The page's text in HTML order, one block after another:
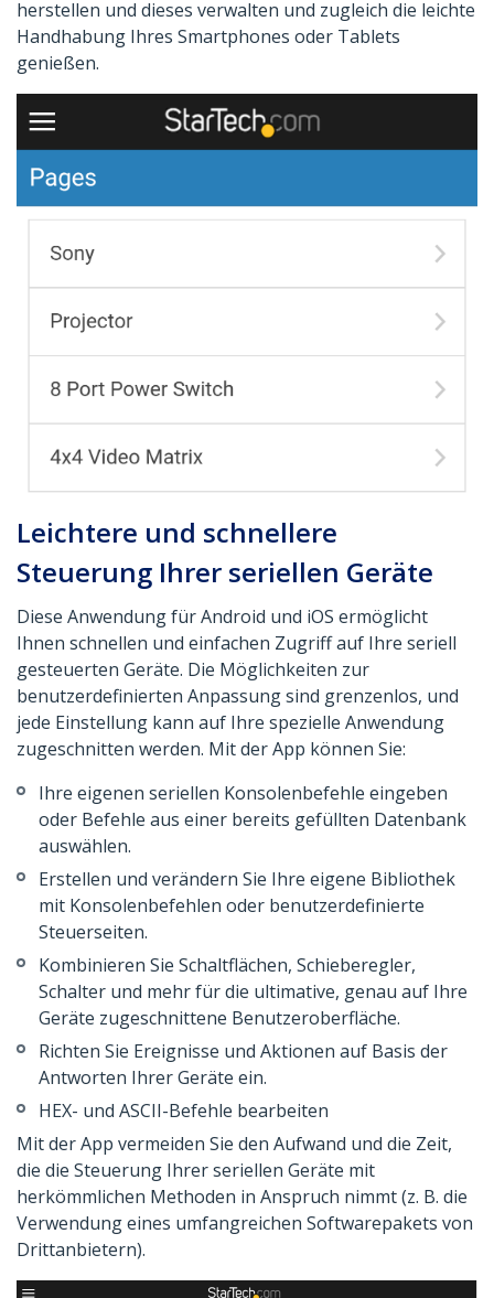
herstellen und dieses verwalten und zugleich die leichte
Handhabung Ihres Smartphones oder Tablets
genießen.
Leichtere und schnellere
Steuerung Ihrer seriellen Geräte
Diese Anwendung für Android und iOS ermöglicht
Ihnen schnellen und einfachen Zugriff auf Ihre seriell
gesteuerten Geräte. Die Möglichkeiten zur
benutzerdefinierten Anpassung sind grenzenlos, und
jede Einstellung kann auf Ihre spezielle Anwendung
zugeschnitten werden. Mit der App können Sie:
Ihre eigenen seriellen Konsolenbefehle eingeben
oder Befehle aus einer bereits gefüllten Datenbank
auswählen.
Erstellen und verändern Sie Ihre eigene Bibliothek
mit Konsolenbefehlen oder benutzerdefinierte
Steuerseiten.
Kombinieren Sie Schaltflächen, Schieberegler,
Schalter und mehr für die ultimative, genau auf Ihre
Geräte zugeschnittene Benutzeroberfläche.
Richten Sie Ereignisse und Aktionen auf Basis der
Antworten Ihrer Geräte ein.
HEX- und ASCII-Befehle bearbeiten
Mit der App vermeiden Sie den Aufwand und die Zeit,
die die Steuerung Ihrer seriellen Geräte mit
herkömmlichen Methoden in Anspruch nimmt (z. B. die
Verwendung eines umfangreichen Softwarepakets von
Drittanbietern).